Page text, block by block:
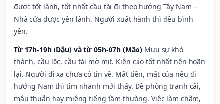
được tốt lành, tốt nhất cầu tài đi theo hướng Tây Nam –
Nhà cửa được yên lành. Người xuất hành thì đều bình
yên.
Từ 17h-19h (Dậu) và từ 05h-07h (Mão) Mưu sự khó
thành, cầu lộc, cầu tài mờ mịt. Kiện cáo tốt nhất nên hoãn
lại. Người đi xa chưa có tin về. Mất tiền, mất của nếu đi
hướng Nam thì tìm nhanh mới thấy. Đề phòng tranh cãi,
mâu thuẫn hay miệng tiếng tầm thường. Việc làm chậm,